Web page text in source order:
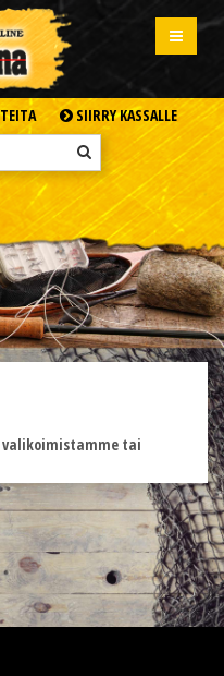
SIIRRY KASSALLE
valikoimistamme tai